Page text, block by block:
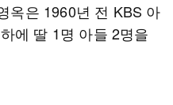
옥은 1960년 전 KBS 아
에 딸 1명 아들 2명을